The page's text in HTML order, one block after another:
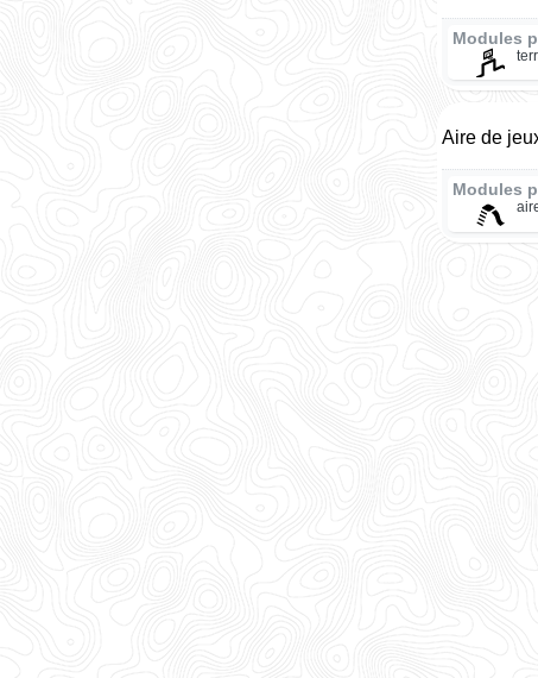
Modules
Aire de
Modules